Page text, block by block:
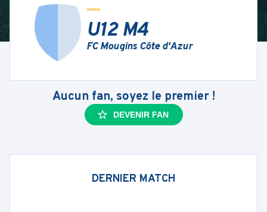
U12 M4
FC Mougins Côte d'Azur
Aucun fan, soyez le premier !
DEVENIR FAN
DERNIER MATCH